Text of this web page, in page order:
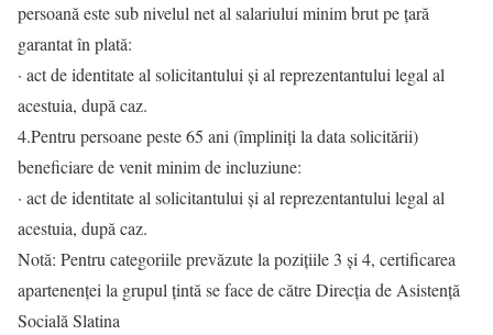
persoană este sub nivelul net al salariului minim brut pe țară
garantat în plată:
· act de identitate al solicitantului și al reprezentantului legal al
acestuia, după caz.
4.Pentru persoane peste 65 ani (împliniți la data solicitării)
beneficiare de venit minim de incluziune:
· act de identitate al solicitantului și al reprezentantului legal al
acestuia, după caz.
Notă: Pentru categoriile prevăzute la pozițiile 3 și 4, certificarea
apartenenței la grupul țintă se face de către Direcția de Asistență
Socială Slatina